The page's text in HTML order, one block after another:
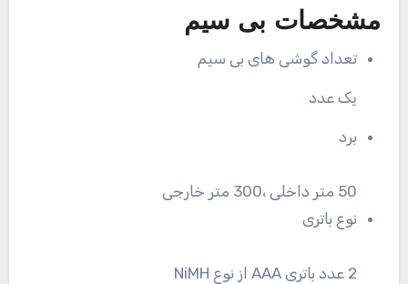
مشخصات بی سیم
تعداد گوشی های بی سیم
یک عدد
برد
50 متر داخلی ،300 متر خارجی
نوع باتری
2 عدد باتری AAA از نوع NiMH